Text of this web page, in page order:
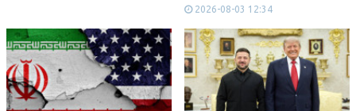
2026-08-03 12:34